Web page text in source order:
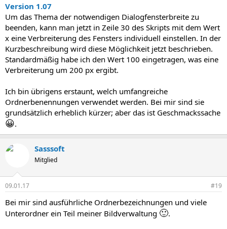
Version 1.07
Um das Thema der notwendigen Dialogfensterbreite zu
beenden, kann man jetzt in Zeile 30 des Skripts mit dem Wert
x eine Verbreiterung des Fensters individuell einstellen. In der
Kurzbeschreibung wird diese Möglichkeit jetzt beschrieben.
Standardmäßig habe ich den Wert 100 eingetragen, was eine
Verbreiterung um 200 px ergibt.
Ich bin übrigens erstaunt, welch umfangreiche
Ordnerbenennungen verwendet werden. Bei mir sind sie
grundsätzlich erheblich kürzer; aber das ist Geschmackssache
😀.
Sasssoft
Mitglied
09.01.17 #19
Bei mir sind ausführliche Ordnerbezeichnungen und viele
Unterordner ein Teil meiner Bildverwaltung 🙂.